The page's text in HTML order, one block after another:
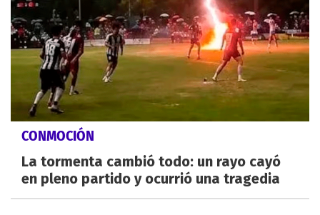
CONMOCIÓN
La tormenta cambió todo: un rayo cayó
en pleno partido y ocurrió una tragedia